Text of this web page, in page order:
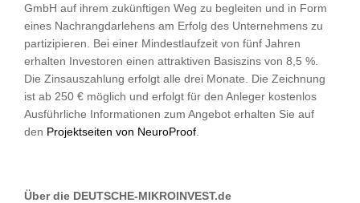
GmbH auf ihrem zukünftigen Weg zu begleiten und in Form
eines Nachrangdarlehens am Erfolg des Unternehmens zu
partizipieren. Bei einer Mindestlaufzeit von fünf Jahren
erhalten Investoren einen attraktiven Basiszins von 8,5 %.
Die Zinsauszahlung erfolgt alle drei Monate. Die Zeichnung
ist ab 250 € möglich und erfolgt für den Anleger kostenlos
Ausführliche Informationen zum Angebot erhalten Sie auf
den Projektseiten von NeuroProof
Über die DEUTSCHE-MIKROINVEST.de